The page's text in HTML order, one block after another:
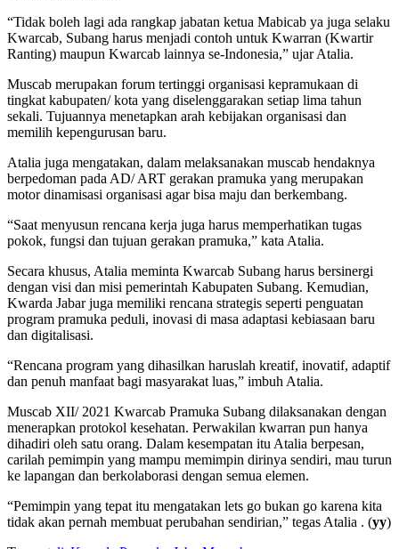
“Tidak boleh lagi ada rangkap jabatan ketua Mabicab ya juga selaku
Kwarcab, Subang harus menjadi contoh untuk Kwarran (Kwartir
Ranting) maupun Kwarcab lainnya se-Indonesia,” ujar Atalia.
Muscab merupakan forum tertinggi organisasi kepramukaan di
tingkat kabupaten/ kota yang diselenggarakan setiap lima tahun
sekali. Tujuannya menetapkan arah kebijakan organisasi dan
memilih kepengurusan baru.
Atalia juga mengatakan, dalam melaksanakan muscab hendaknya
berpedoman pada AD/ ART gerakan pramuka yang merupakan
motor dinamisasi organisasi agar bisa maju dan berkembang.
“Saat menyusun rencana kerja juga harus memperhatikan tugas
pokok, fungsi dan tujuan gerakan pramuka,” kata Atalia.
Secara khusus, Atalia meminta Kwarcab Subang harus bersinergi
dengan visi dan misi pemerintah Kabupaten Subang. Kemudian,
Kwarda Jabar juga memiliki rencana strategis seperti penguatan
program pramuka peduli, inovasi di masa adaptasi kebiasaan baru
dan digitalisasi.
“Rencana program yang dihasilkan haruslah kreatif, inovatif, adaptif
dan penuh manfaat bagi masyarakat luas,” imbuh Atalia.
Muscab XII/ 2021 Kwarcab Pramuka Subang dilaksanakan dengan
menerapkan protokol kesehatan. Perwakilan kwarran pun hanya
dihadiri oleh satu orang. Dalam kesempatan itu Atalia berpesan,
carilah pemimpin yang mampu memimpin dirinya sendiri, mau turun
ke lapangan dan berkolaborasi dengan semua elemen.
“Pemimpin yang tepat itu mengatakan lets go bukan go karena kita
tidak akan pernah membuat perubahan sendirian,” tegas Atalia . (yy)